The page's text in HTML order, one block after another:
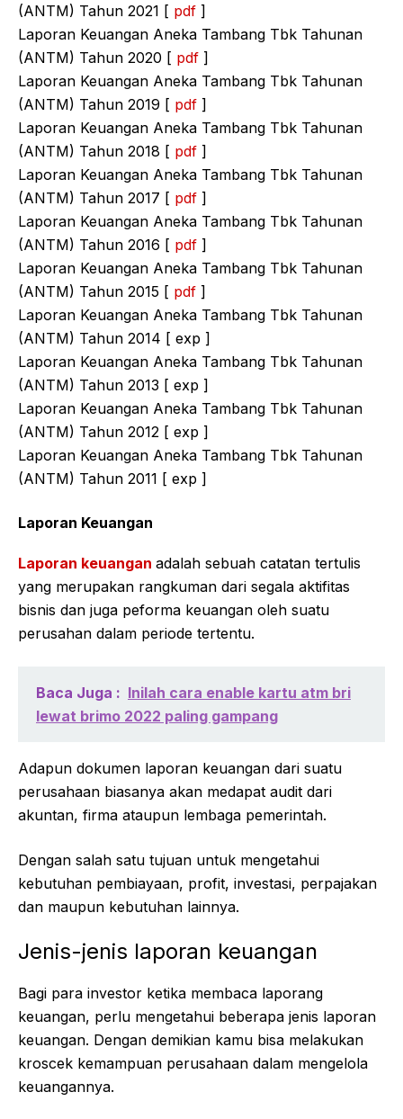
(ANTM) Tahun 2021 [ pdf ]
Laporan Keuangan Aneka Tambang Tbk Tahunan
(ANTM) Tahun 2020 [ pdf ]
Laporan Keuangan Aneka Tambang Tbk Tahunan
(ANTM) Tahun 2019 [ pdf ]
Laporan Keuangan Aneka Tambang Tbk Tahunan
(ANTM) Tahun 2018 [ pdf ]
Laporan Keuangan Aneka Tambang Tbk Tahunan
(ANTM) Tahun 2017 [ pdf ]
Laporan Keuangan Aneka Tambang Tbk Tahunan
(ANTM) Tahun 2016 [ pdf ]
Laporan Keuangan Aneka Tambang Tbk Tahunan
(ANTM) Tahun 2015 [ pdf ]
Laporan Keuangan Aneka Tambang Tbk Tahunan
(ANTM) Tahun 2014 [ exp ]
Laporan Keuangan Aneka Tambang Tbk Tahunan
(ANTM) Tahun 2013 [ exp ]
Laporan Keuangan Aneka Tambang Tbk Tahunan
(ANTM) Tahun 2012 [ exp ]
Laporan Keuangan Aneka Tambang Tbk Tahunan
(ANTM) Tahun 2011 [ exp ]
Laporan Keuangan
Laporan keuangan adalah sebuah catatan tertulis
yang merupakan rangkuman dari segala aktifitas
bisnis dan juga peforma keuangan oleh suatu
perusahan dalam periode tertentu.
Baca Juga : Inilah cara enable kartu atm bri
lewat brimo 2022 paling gampang
Adapun dokumen laporan keuangan dari suatu
perusahaan biasanya akan medapat audit dari
akuntan, firma ataupun lembaga pemerintah.
Dengan salah satu tujuan untuk mengetahui
kebutuhan pembiayaan, profit, investasi, perpajakan
dan maupun kebutuhan lainnya.
Jenis-jenis laporan keuangan
Bagi para investor ketika membaca laporang
keuangan, perlu mengetahui beberapa jenis laporan
keuangan. Dengan demikian kamu bisa melakukan
kroscek kemampuan perusahaan dalam mengelola
keuangannya.